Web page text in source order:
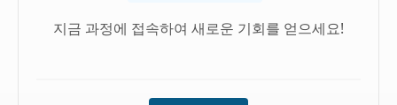
지금 과정에 접속하여 새로운 기회를 얻으세요!